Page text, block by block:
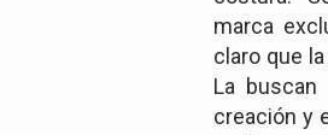
marca
claro que
La
creación y